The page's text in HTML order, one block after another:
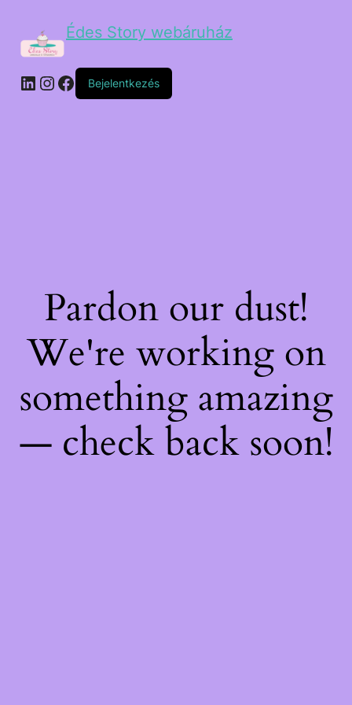
Édes Story webáruház
Bejelentkezés
Pardon our dust!
We're working on
something amazing
— check back soon!